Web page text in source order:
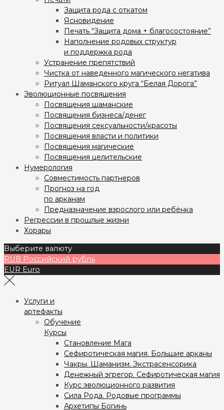
Защита рода с откатом
Ясновидение
Печать “Защита дома + благосостояние”
Наполнение родовых структур
и поддержка рода
Устранение препятствий
Чистка от наведенного магического негатива
Ритуал Шаманского круга “Белая Дорога”
Эволюционные посвящения
Посвящения шаманские
Посвящения бизнеса/денег
Посвящения сексуальности/красоты
Посвящения власти и политики
Посвящения магические
Посвящения целительские
Нумерология
Совместимость партнеров
Прогноз на год
по арканам
Предназначение взрослого или ребёнка
Регрессии в прошлые жизни
Хорары
Выберите валюту
RUB Российский рубль
EUR Euro
Услуги и
артефакты
Обучение
Курсы
Становление Мага
Сефиротическая магия. Большие арканы
Чакры. Шаманизм. Экстрасенсорика
Денежный эгрегор. Сефиротическая магия
Курс эволюционного развития
Сила Рода. Родовые программы
Архетипы Богинь